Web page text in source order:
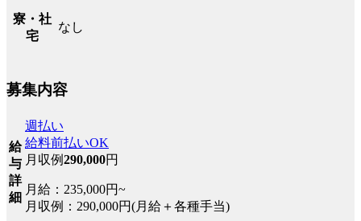
寮・社
宅
なし
募集内容
給
与
詳
細
週払い
給料前払いOK
月収例290,000円
月給：235,000円~
月収例：290,000円(月給＋各種手当)